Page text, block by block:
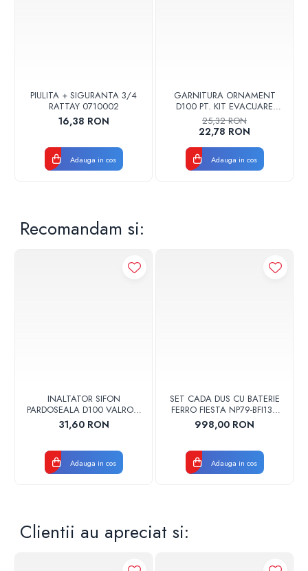
PIULITA + SIGURANTA 3/4
RATTAY 0710002
16,38 RON
Adauga in cos
GARNITURA ORNAMENT
D100 PT. KIT EVACUARE
CENTRALA FGGE100
25,32 RON
22,78 RON
Adauga in cos
Recomandam si:
INALTATOR SIFON
PARDOSEALA D100 VALROM
17001900004
31,60 RON
Adauga in cos
SET CADA DUS CU BATERIE
FERRO FIESTA NP79-BFI13U
CROM
998,00 RON
Adauga in cos
Clientii au apreciat si: